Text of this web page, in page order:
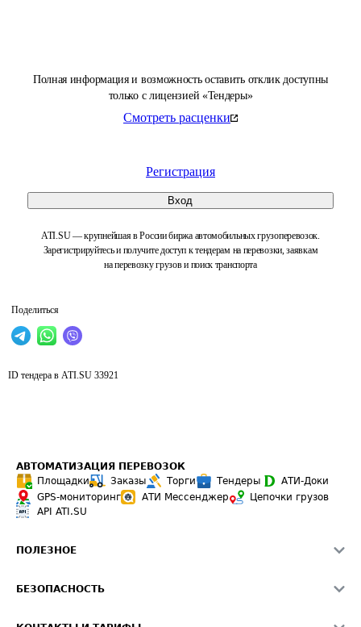
Полная информация и возможность оставить отклик доступны
только с лицензией «Тендеры»
Смотреть расценки
Регистрация
Вход
ATI.SU — крупнейшая в России биржа автомобильных грузоперевозок.
Зарегистрируйтесь и получите доступ к тендерам на перевозки, заявкам
на перевозку грузов и поиск транспорта
Поделиться
ID тендера в ATI.SU 33921
АВТОМАТИЗАЦИЯ ПЕРЕВОЗОК
Площадки
Заказы Торги Тендеры
АТИ-Доки
GPS-мониторинг
АТИ Мессенджер
Цепочки грузов
API ATI.SU
ПОЛЕЗНОЕ
Звезды ATI.SU на вашем сайте
БЕЗОПАСНОСТЬ